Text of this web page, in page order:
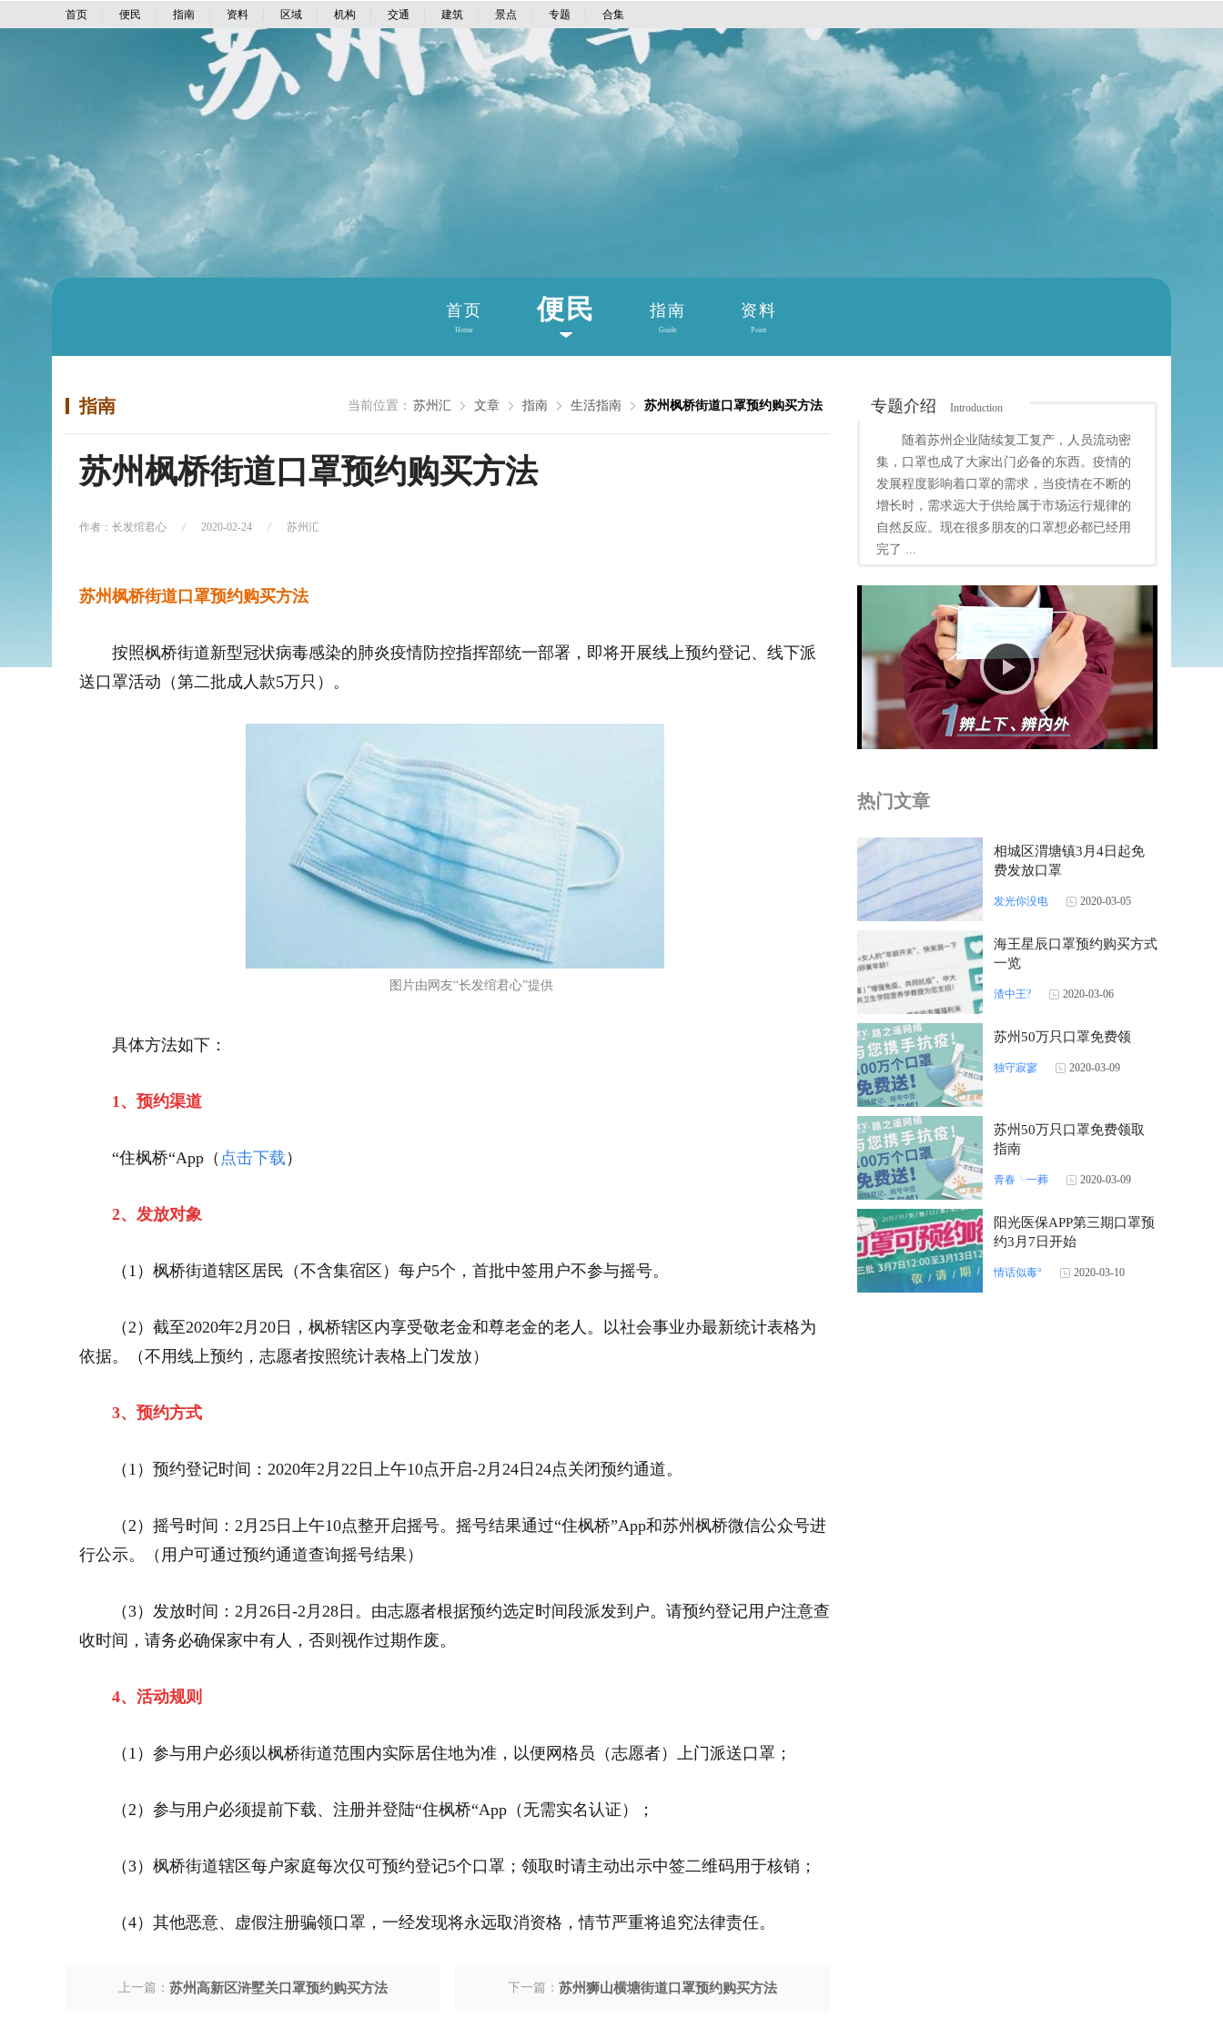
首页 便民 指南 资料 区域 机构 交通 建筑 景点 专题 合集
首页
Home
便民 指南
Guide
资料
Point
指南 当前位置： 苏州汇 文章 指南 生活指南 苏州枫桥街道口罩预约购买方法
苏州枫桥街道口罩预约购买方法
作者：长发绾君心 2020-02-24 苏州汇
苏州枫桥街道口罩预约购买方法
按照枫桥街道新型冠状病毒感染的肺炎疫情防控指挥部统一部署，即将开展线上预约登记、线下派
送口罩活动（第二批成人款5万只）。
图片由网友“长发绾君心”提供
具体方法如下：
1、预约渠道
“住枫桥“App（ 点击下载 ）
2、发放对象
（1）枫桥街道辖区居民（不含集宿区）每户5个，首批中签用户不参与摇号。
（2）截至2020年2月20日，枫桥辖区内享受敬老金和尊老金的老人。以社会事业办最新统计表格为
依据。（不用线上预约，志愿者按照统计表格上门发放）
3、预约方式
（1）预约登记时间：2020年2月22日上午10点开启-2月24日24点关闭预约通道。
（2）摇号时间：2月25日上午10点整开启摇号。摇号结果通过“住枫桥”App和苏州枫桥微信公众号进
行公示。（用户可通过预约通道查询摇号结果）
（3）发放时间：2月26日-2月28日。由志愿者根据预约选定时间段派发到户。请预约登记用户注意查
收时间，请务必确保家中有人，否则视作过期作废。
4、活动规则
（1）参与用户必须以枫桥街道范围内实际居住地为准，以便网格员（志愿者）上门派送口罩；
（2）参与用户必须提前下载、注册并登陆“住枫桥“App（无需实名认证）；
（3）枫桥街道辖区每户家庭每次仅可预约登记5个口罩；领取时请主动出示中签二维码用于核销；
（4）其他恶意、虚假注册骗领口罩，一经发现将永远取消资格，情节严重将追究法律责任。
上一篇： 苏州高新区浒墅关口罩预约购买方法 下一篇：苏州狮山横塘街道口罩预约购买方法
专题介绍 Introduction
随着苏州企业陆续复工复产，人员流动密
集，口罩也成了大家出门必备的东西。疫情的
发展程度影响着口罩的需求，当疫情在不断的
增长时，需求远大于供给属于市场运行规律的
自然反应。现在很多朋友的口罩想必都已经用
完了 ...
Play
Video
热门文章
相城区渭塘镇3月4日起免
费发放口罩
发光你没电 2020-03-05
海王星辰口罩预约购买方式
一览
渣中王? 2020-03-06
苏州50万只口罩免费领
独守寂寥 2020-03-09
苏州50万只口罩免费领取
指南
青春╰一葬 2020-03-09
阳光医保APP第三期口罩预
约3月7日开始
情话似毒° 2020-03-10